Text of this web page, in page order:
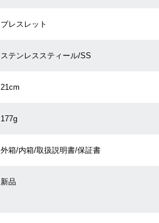
ブレスレット
ステンレススティール/SS
21cm
177g
外箱/内箱/取扱説明書/保証書
新品